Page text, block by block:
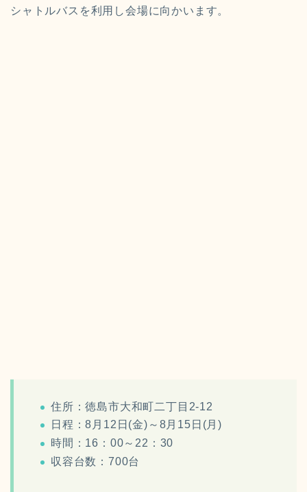
シャトルバスを利用し会場に向かいます。
住所：徳島市大和町二丁目2-12
日程：8月12日(金)～8月15日(月)
時間：16：00～22：30
収容台数：700台